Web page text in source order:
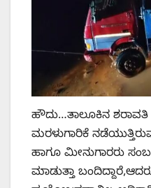
ಹೌದು…ತಾಲೂಕಿನ
ಮರಳುಗಾರಿಕೆ
ಹಾಗೂ ಮೀನುಗಾರರು
ಮಾಡುತ್ತಾ